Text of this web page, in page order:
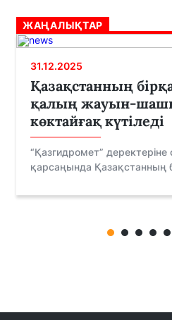
ЖАҢАЛЫҚТАР
31.12.2025
Қазақстанның
қалың жауын-
көктайғақ күтіледі
“Қазгидромет”
қарсаңында Қазақстанның